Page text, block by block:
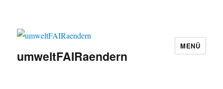
umweltFAIRaendern
MENÜ